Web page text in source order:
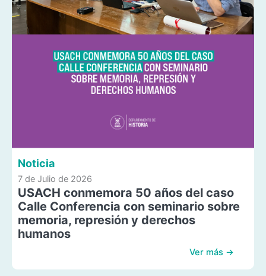
Noticia
7 de Julio de 2026
USACH conmemora 50 años del caso
Calle Conferencia con seminario sobre
memoria, represión y derechos
humanos
Ver más →